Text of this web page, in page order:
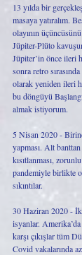
13 yılda bir
masaya yatıralım.
olayının
Jüpiter-Plüto
Jüpiter’in önce ileri
sonra retro
olarak yeniden ileri
bu döngüyü
almak istiyorum.
5 Nisan 2020 -
yapması. Alt
kısıtlanması,
pandemiyle birlikte
sıkıntılar.
30 Haziran 2020 -
isyanlar.
karşı çıkışlar tüm
Covid vakalarında